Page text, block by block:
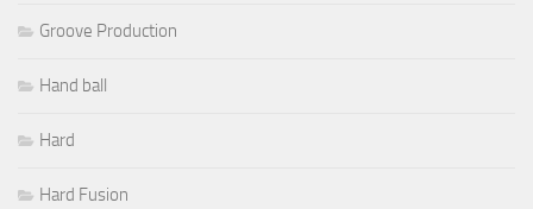
Groove Production
Hand ball
Hard
Hard Fusion